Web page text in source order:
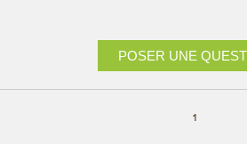
POSER UNE
1